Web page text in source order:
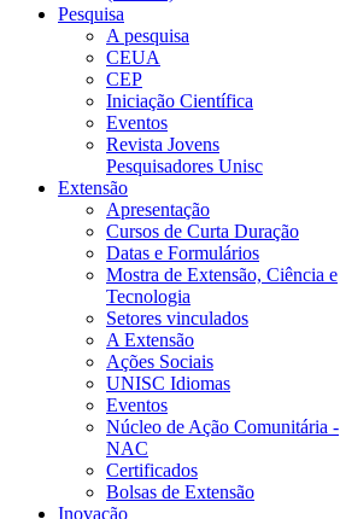
Pesquisa
A pesquisa
CEUA
CEP
Iniciação Científica
Eventos
Revista Jovens
Pesquisadores Unisc
Extensão
Apresentação
Cursos de Curta Duração
Datas e Formulários
Mostra de Extensão, Ciência e
Tecnologia
Setores vinculados
A Extensão
Ações Sociais
UNISC Idiomas
Eventos
Núcleo de Ação Comunitária -
NAC
Certificados
Bolsas de Extensão
Inovação